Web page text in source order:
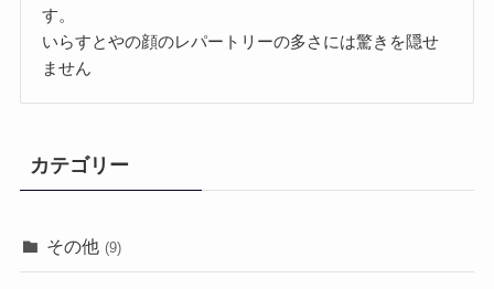
す。
いらすとやの顔のレパートリーの多さには驚きを隠せ
ません
カテゴリー
その他 (9)